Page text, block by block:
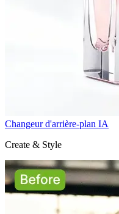
Changeur d'arrière-plan IA
Create & Style